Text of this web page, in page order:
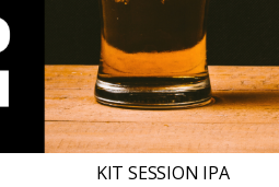
KIT SESSION IPA